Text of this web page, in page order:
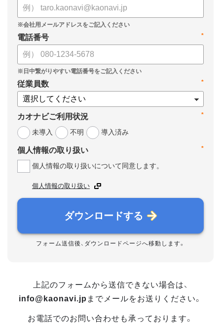
*
電話番号
*
従業員数
*
カオナビご利用状況
未導入
不明 導入済み
*
個人情報の取り扱い
個人情報の取り扱いについて同意します。
個人情報の取り扱い
ダウンロードする
フォーム送信後、ダウンロードページへ移動します。
上記のフォームから送信できない場合は、
info@kaonavi.jp までメールをお送りください。
お電話でのお問い合わせも承っております。